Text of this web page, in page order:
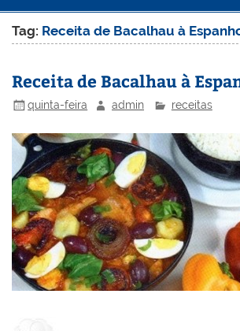
Tag: Receita de Bacalhau à
Receita de Bacalhau à
quinta-feira admin receitas